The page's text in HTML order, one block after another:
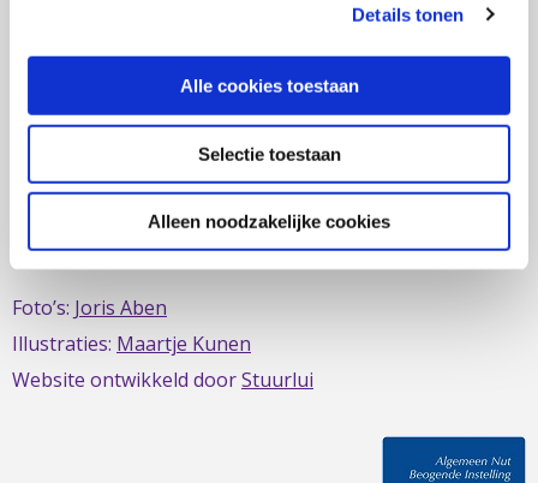
Details tonen
Alle cookies toestaan
Selectie toestaan
Alleen noodzakelijke cookies
IBD te behartigen. Evenals de belangen van mensen met
short bowel/darmfalen.
Deze website is mede mogelijk gemaakt door het
Fonds
Foto’s: Joris Aben
Illustraties: Maartje Kunen
Website ontwikkeld doorStuurlui